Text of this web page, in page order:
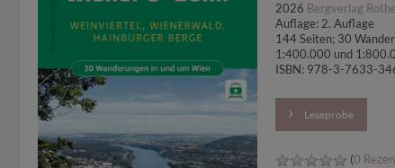
2026 Bergverlag
Auflage: 2. Auflage
144 Seiten; 30
1:400.000 und
ISBN: 978-3-7633-
Leseprobe
(0